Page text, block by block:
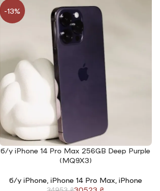
-13%
ЧИТАТИ ДАЛІ
б/у iPhone 14 Pro Max 256GB Deep Purple
(MQ9X3)
б/у iPhone, iPhone 14 Pro Max iPhone